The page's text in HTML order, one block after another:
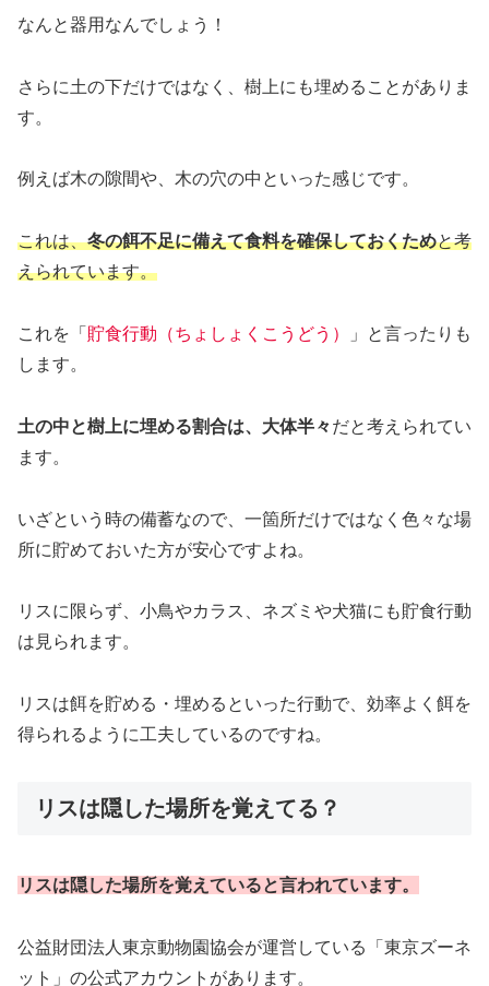
なんと器用なんでしょう！
さらに土の下だけではなく、樹上にも埋めることがありま
す。
例えば木の隙間や、木の穴の中といった感じです。
これは、冬の餌不足に備えて食料を確保しておくためと考
えられています。
これを「 貯食行動（ちょしょくこうどう）
」と言ったりも
します。
土の中と樹上に埋める割合は、大体半々だと考えられてい
ます。
いざという時の備蓄なので、一箇所だけではなく色々な場
所に貯めておいた方が安心ですよね。
リスに限らず、小鳥やカラス、ネズミや犬猫にも貯食行動
は見られます。
リスは餌を貯める・埋めるといった行動で、効率よく餌を
得られるように工夫しているのですね。
リスは隠した場所を覚えてる？
リスは隠した場所を覚えていると言われています。
公益財団法人東京動物園協会が運営している「東京ズーネ
ット」の公式アカウントがあります。